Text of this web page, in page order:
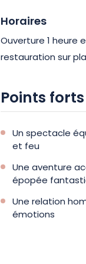
Horaires
Ouverture 1 heure
restauration sur
Points forts
Un spectacle
et feu
Une aventure
épopée
Une relation
émotions